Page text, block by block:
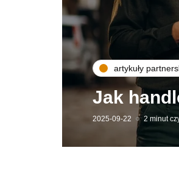
artykuły
Jak
2025-09-22 2 minut